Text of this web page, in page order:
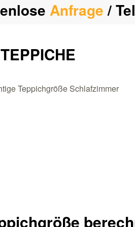
Anfrage/
Teppichgröße Schlafzimmer